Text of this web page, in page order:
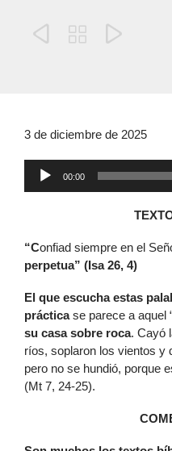
  
3 de diciembre de 2025
00:00
“Confiad siempre en el
perpetua” (Isa 26, 4)
El que escucha estas
prácticase parece a aquel
su casa sobre roca. Cayó
ríos, soplaron los vientos y
pero no se hundió, porque
(Mt 7, 24-25).